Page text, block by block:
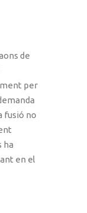
de
per
fusió no
ha
en el